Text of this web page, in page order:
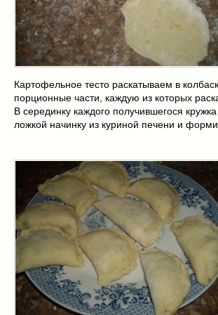
Картофельное тесто раскатываем в
порционные части, каждую из которых
В серединку каждого получившегося
ложкой начинку из куриной печени и